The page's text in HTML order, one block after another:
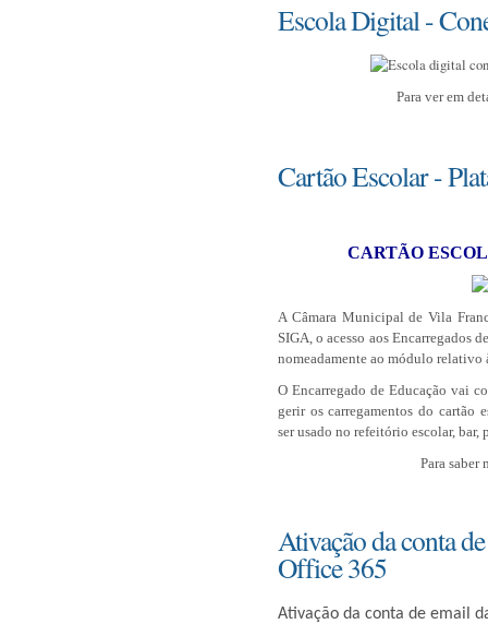
Escola Digital -
Para ver em
Cartão Escolar -
CARTÃO
A Câmara Municipal de Vila
SIGA, o acesso aos Encarregados
nomeadamente ao módulo relativo
O Encarregado de Educação vai
gerir os carregamentos do cartão
ser usado no refeitório escolar, bar,
Para saber
Ativação da conta
Office 365
Ativação da conta de email